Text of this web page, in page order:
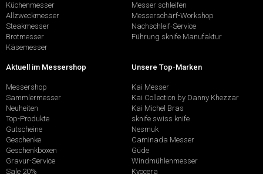
Küchenmesser
Allzweckmesser
Steakmesser
Brotmesser
Käsemesser
Messer schleifen
Messerschärf-Workshop
Nachschleif-Service
Führung sknife Manufaktur
Aktuell im Messershop
Messershop
Sammlermesser
Neuheiten
Top-Produkte
Gutscheine
Geschenke
Geschenkboxen
Gravur-Service
Sale 20%
Unsere Top-Marken
Kai Messer
Kai Collection by Danny Khezzar
Kai Michel Bras
sknife swiss knife
Nesmuk
Caminada Messer
Güde
Windmühlenmesser
Kyocera